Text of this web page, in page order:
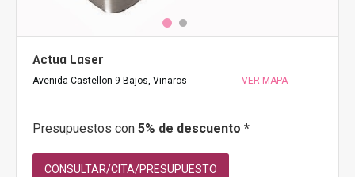
Actua Laser
Avenida Castellon 9 Bajos, Vinaros VER MAPA
Presupuestos con 5% de descuento *
CONSULTAR/CITA/PRESUPUESTO